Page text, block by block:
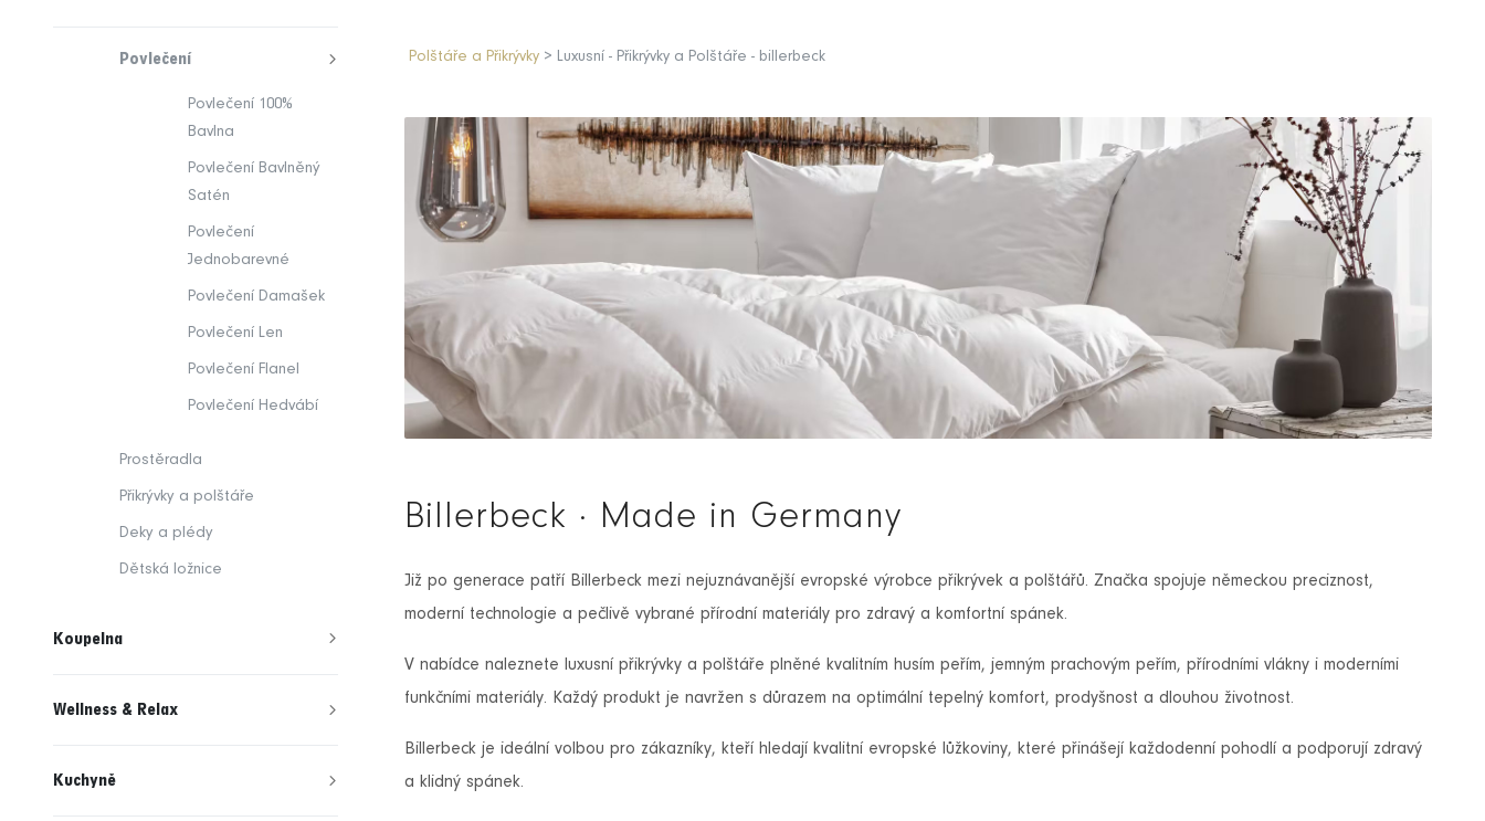
Polštáře a Přikrývky > Luxusní - Přikrývky a Polštáře - billerbeck
Billerbeck · Made in Germany
Již po generace patří Billerbeck mezi nejuznávanější evropské výrobce přikrývek a polštářů. Značka spojuje německou preciznost,
moderní technologie a pečlivě vybrané přírodní materiály pro zdravý a komfortní spánek.
V nabídce naleznete luxusní přikrývky a polštáře plněné kvalitním husím peřím, jemným prachovým peřím, přírodními vlákny i moderními
funkčními materiály. Každý produkt je navržen s důrazem na optimální tepelný komfort, prodyšnost a dlouhou životnost.
Billerbeck je ideální volbou pro zákazníky, kteří hledají kvalitní evropské lůžkoviny, které přinášejí každodenní pohodlí a podporují zdravý
a klidný spánek.
Povlečení
Povlečení 100%
Bavlna
Povlečení Bavlněný
Satén
Povlečení
Jednobarevné
Povlečení Damašek
Povlečení Len
Povlečení Flanel
Povlečení Hedvábí
Prostěradla
Přikrývky a polštáře
Deky a plédy
Dětská ložnice
Koupelna
Wellness & Relax
Kuchyně